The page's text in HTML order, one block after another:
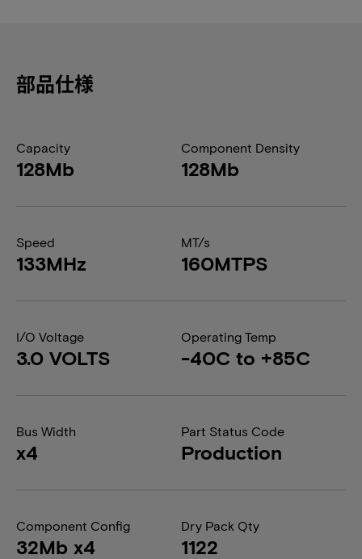
部品仕様
Capacity
128Mb
Component Density
128Mb
Speed
133MHz
MT/s
160MTPS
I/O Voltage
3.0 VOLTS
Operating Temp
-40C to +85C
Bus Width
x4
Part Status Code
Production
Component Config
32Mb x4
Dry Pack Qty
1122